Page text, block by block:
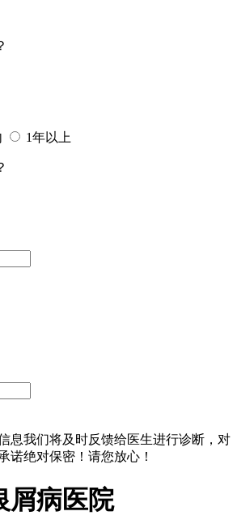
1年以上
息我们将及时反馈给医生进行诊断，对
诺绝对保密！请您放心！
屑病医院